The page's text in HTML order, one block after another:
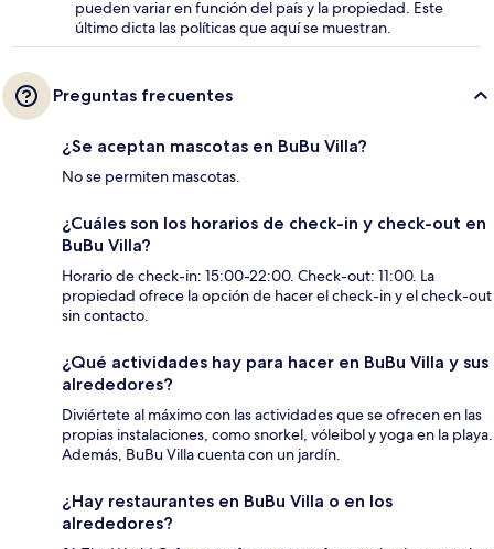
pueden variar en función del país y la propiedad. Este
último dicta las políticas que aquí se muestran.
Preguntas frecuentes
¿Se aceptan mascotas en BuBu Villa?
No se permiten mascotas.
¿Cuáles son los horarios de check-in y check-out en
BuBu Villa?
Horario de check-in: 15:00-22:00. Check-out: 11:00. La
propiedad ofrece la opción de hacer el check-in y el check-out
sin contacto.
¿Qué actividades hay para hacer en BuBu Villa y sus
alrededores?
Diviértete al máximo con las actividades que se ofrecen en las
propias instalaciones, como snorkel, vóleibol y yoga en la playa.
Además, BuBu Villa cuenta con un jardín.
¿Hay restaurantes en BuBu Villa o en los
alrededores?